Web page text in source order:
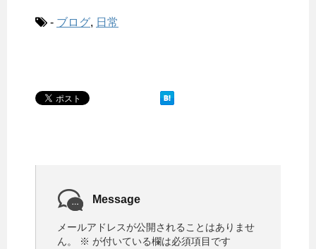
- ブログ, 日常
Message
メールアドレスが公開されることはありませ
ん。
※ が付いている欄は必須項目です